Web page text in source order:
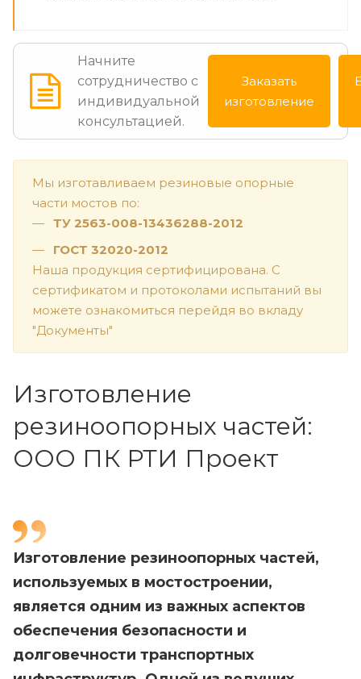
Начните
сотрудничество с
индивидуальной
консультацией.
Заказать
изготовление
Мы изготавливаем резиновые опорные
части мостов по:
ТУ 2563-008-13436288-2012
ГОСТ 32020-2012
Наша продукция сертифицирована. С
сертификатом и протоколами испытаний вы
можете ознакомиться перейдя во вкладу
"Документы"
Изготовление
резиноопорных частей:
ООО ПК РТИ Проект
Изготовление резиноопорных частей,
используемых в мостостроении,
является одним из важных аспектов
обеспечения безопасности и
долговечности транспортных